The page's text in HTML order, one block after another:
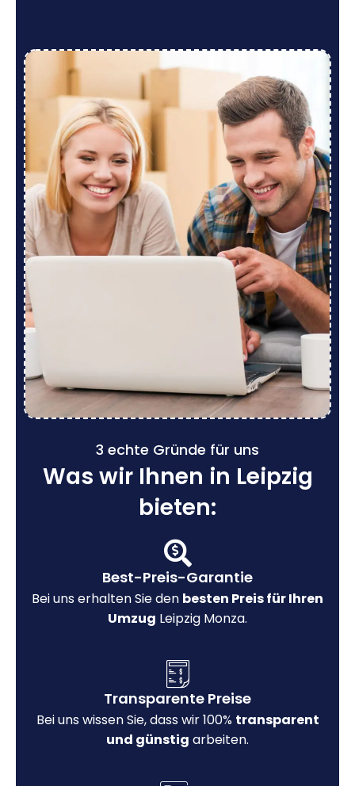
3 echte Gründe für uns
Was wir Ihnen in Leipzig
bieten:
Best-Preis-Garantie
Bei uns erhalten Sie den besten Preis für Ihren
Umzug Leipzig Monza.
Transparente Preise
Bei uns wissen Sie, dass wir 100% transparent
und günstig arbeiten.